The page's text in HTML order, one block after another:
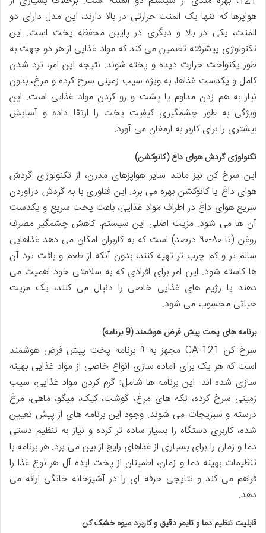
هواپزها که تنها یک المنت حرارتی در بالا دارند، این مدل دارای دو
المنت، یکی در بالا و دیگری در پایین محفظه پخت است. این
تکنولوژی پیشرفته تضمین می کند که مواد غذایی از هر دو جهت به
طور یکنواخت حرارت دیده و پخته شوند. نتیجه این امر، ترد شدن
کامل و یکدست غذاها، به ویژه سیب زمینی سرخ کرده و مرغ، بدون
نیاز به هم زدن مداوم یا پشت و رو کردن مواد غذایی است. این
ویژگی به طور چشمگیری کیفیت پخت را ارتقا داده و آسایش
بیشتری را برای کاربر به ارمغان می آورد.
تکنولوژی گردش هوای داغ (کانوکشن)
این سرخ کن نیز مانند سایر هواپزهای مدرن، از تکنولوژی گردش
هوای داغ یا کانوکشن بهره می برد. این فناوری با به گردش درآوردن
سریع هوای داغ در اطراف مواد غذایی، باعث پخت سریع و یکدست
آن ها می شود. مزیت اصلی این سیستم، کاهش چشمگیر مصرف
روغن (تا ۸۰-۹۰ درصد) است که به کاربران امکان می دهد غذاهایی
سالم تر و کم چرب تر تهیه کنند، بدون آنکه از طعم و بافت ترد آن
ها کاسته شود. این امر برای افرادی که به سلامتی خود اهمیت می
دهند یا رژیم های غذایی خاصی را دنبال می کنند، یک مزیت
حیاتی محسوب می شود.
برنامه های پخت پیش فرض هوشمند (9 برنامه)
سرخ کن CA-121 مجهز به ۹ برنامه پخت پیش فرض هوشمند
است که هر یک برای آماده سازی انواع خاصی از مواد غذایی بهینه
سازی شده اند. این برنامه ها شامل: گرم کردن مواد غذایی، سیب
زمینی سرخ کرده، تکه های مرغ، گوشت، کیک، میگو، ماهی، مرغ
درسته و سبزیجات می شوند. وجود این برنامه های از پیش تعیین
شده، کاربری دستگاه را بسیار ساده تر کرده و نیاز به تنظیم دستی
دما و زمان را برای بسیاری از غذاهای رایج از بین می برد. هر برنامه با
تنظیمات بهینه دما و زمان، اطمینان از پخت ایده آل هر نوع غذا را
فراهم می کند و نتایجی حرفه ای را در آشپزخانه خانگی ارائه می
دهد.
قابلیت تنظیم دما و تایمر دقیق و کاربرد میوه خشک کن